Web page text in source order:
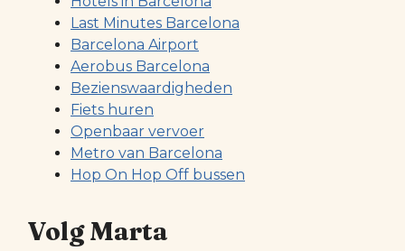
Last Minutes Barcelona
Barcelona Airport
Aerobus Barcelona
Bezienswaardigheden
Fiets huren
Openbaar vervoer
Metro van Barcelona
Hop On Hop Off bussen
Volg Marta